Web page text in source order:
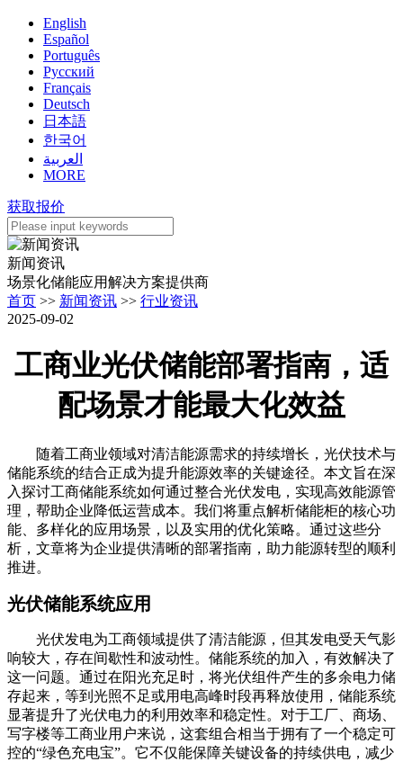
English
Español
Português
Pусский
Français
Deutsch
日本語
한국어
العربية
MORE
获取报价
新闻资讯
场景化储能应用解决方案提供商
首页 >> 新闻资讯 >> 行业资讯
2025-09-02
工商业光伏储能部署指南，适
配场景才能最大化效益
随着工商业领域对清洁能源需求的持续增长，光伏技术与
储能系统的结合正成为提升能源效率的关键途径。本文旨在深
入探讨工商储能系统如何通过整合光伏发电，实现高效能源管
理，帮助企业降低运营成本。我们将重点解析储能柜的核心功
能、多样化的应用场景，以及实用的优化策略。通过这些分
析，文章将为企业提供清晰的部署指南，助力能源转型的顺利
推进。
光伏储能系统应用
光伏发电为工商领域提供了清洁能源，但其发电受天气影
响较大，存在间歇性和波动性。储能系统的加入，有效解决了
这一问题。通过在阳光充足时，将光伏组件产生的多余电力储
存起来，等到光照不足或用电高峰时段再释放使用，储能系统
显著提升了光伏电力的利用效率和稳定性。对于工厂、商场、
写字楼等工商业用户来说，这套组合相当于拥有了一个稳定可
控的“绿色充电宝”。它不仅能保障关键设备的持续供电，减少